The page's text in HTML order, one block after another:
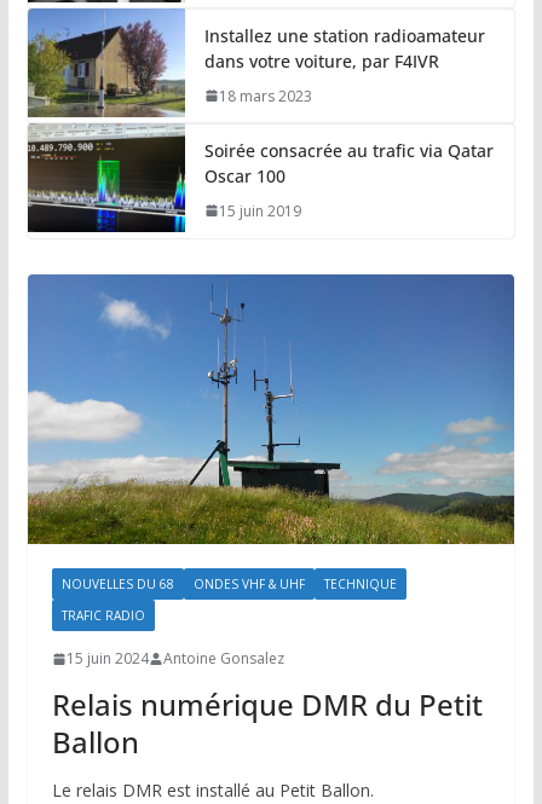
Installez une station radioamateur
dans votre voiture, par F4IVR
18 mars 2023
Soirée consacrée au trafic via Qatar
Oscar 100
15 juin 2019
NOUVELLES DU 68 ONDES VHF & UHF
TECHNIQUE
TRAFIC RADIO
15 juin 2024 Antoine Gonsalez
Relais numérique DMR du Petit
Ballon
Le relais DMR est installé au Petit Ballon.